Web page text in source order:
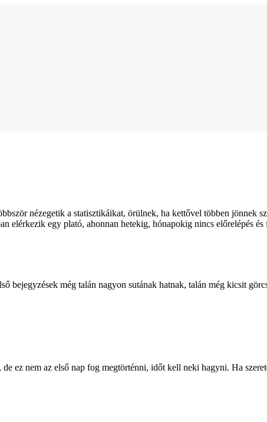
nézegetik a statisztikáikat, örülnek, ha kettővel többen jönnek
elérkezik egy plató, ahonnan hetekig, hónapokig nincs előrelépés
bejegyzések még talán nagyon sutának hatnak, talán még kicsit
ez nem az első nap fog megtörténni, időt kell neki hagyni. Ha